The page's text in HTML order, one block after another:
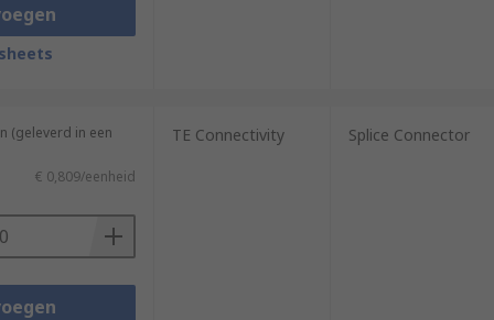
(geleverd in een
€ 0,809/eenheid
TE Connectivity Splice Connector